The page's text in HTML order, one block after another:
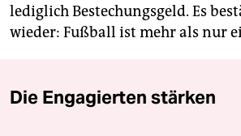
lediglich Bestechungsgeld. Es
wieder: Fußball ist mehr als nur
Die Engagierten stärken